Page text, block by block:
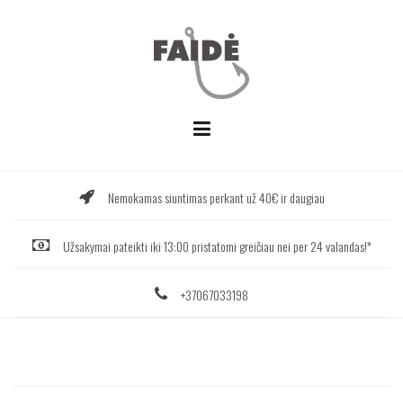
Nemokamas siuntimas perkant už 40€ ir daugiau
Užsakymai pateikti iki 13:00 pristatomi greičiau nei per 24 valandas!*
+37067033198